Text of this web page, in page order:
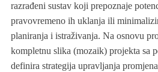
razrađeni sustav koji prepoznaje
pravovremeno ih uklanja ili
planiranja i istraživanja. Na osnovu
kompletnu slika (mozaik) projekta sa
definira strategija upravljanja